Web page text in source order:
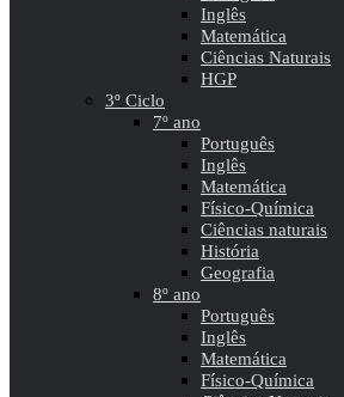
Inglês
Matemática
Ciências Naturais
HGP
3º Ciclo
7º ano
Português
Inglês
Matemática
Físico-Química
Ciências naturais
História
Geografia
8º ano
Português
Inglês
Matemática
Físico-Química